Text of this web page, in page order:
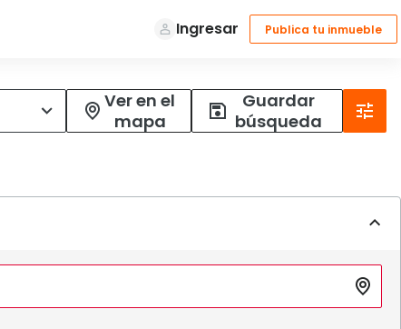
Ver en el
mapa
Guardar
búsqueda